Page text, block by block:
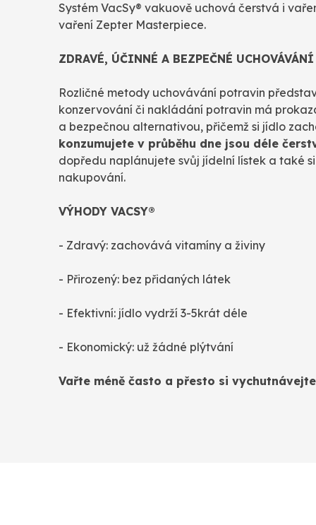
Systém VacSy® vakuově uchová čerstvá i
vaření Zepter Masterpiece.
ZDRAVÉ, ÚČINNÉ A BEZPEČNÉ
Rozličné metody uchovávání potravin
konzervování či nakládání potravin má
a bezpečnou alternativou, přičemž si jídlo
konzumujete v průběhu dne jsou déle
dopředu naplánujete svůj jídelní lístek a také
nakupování.
VÝHODY VACSY®
- Zdravý: zachovává vitamíny a živiny
- Přirozený: bez přidaných látek
- Efektivní: jídlo vydrží 3-5krát déle
- Ekonomický: už žádné plýtvání
Vařte méně často a přesto si